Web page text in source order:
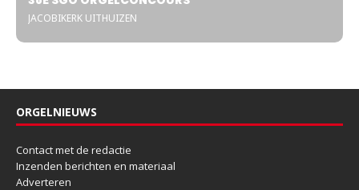
JACOBIKERK UITHUIZEN
ORGELNIEUWS
Contact met de redactie
Inzenden berichten en materiaal
Adverteren